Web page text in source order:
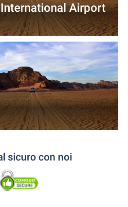
Airport
sicuro con noi